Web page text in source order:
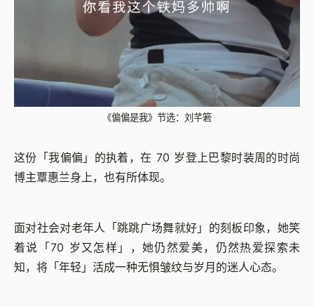
《偏偏是我》节选：刘芊箬
这份「我偏偏」的执着，在 70 岁登上巴黎时装周的时尚
博主覃惠兰身上，也有所体现。
面对社会对老年人「跳跳广场舞就好」的刻板印象，她笑
着说「70 岁又怎样」，她仍然爱美，仍然热爱探索未
知，将「年轻」活成一种无惧皱纹与岁月的迷人心态。